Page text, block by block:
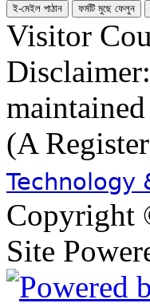
Visitor
(A
Technology
Copyright
Site